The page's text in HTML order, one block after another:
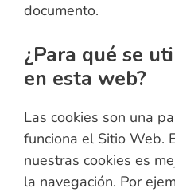
documento.
¿Para qué se
en esta web?
Las cookies son una
funciona el Sitio Web.
nuestras cookies es
la navegación. Por